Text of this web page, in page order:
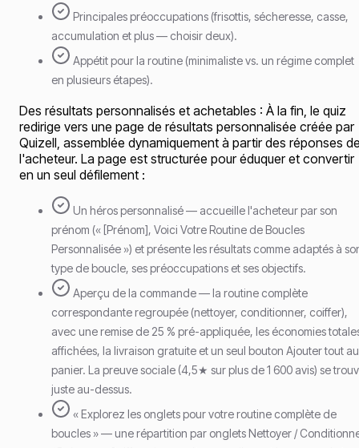
Principales préoccupations (frisottis, sécheresse, casse,
accumulation et plus — choisir deux).
Appétit pour la routine (minimaliste vs. un régime complet
en plusieurs étapes).
Des résultats personnalisés et achetables : À la fin, le quiz
redirige vers une page de résultats personnalisée créée par
Quizell, assemblée dynamiquement à partir des réponses
l'acheteur. La page est structurée pour éduquer et convertir
en un seul défilement :
Un héros personnalisé — accueille l'acheteur par son
prénom (« [Prénom], Voici Votre Routine de Boucles
Personnalisée ») et présente les résultats comme adaptés à
type de boucle, ses préoccupations et ses objectifs.
Aperçu de la commande — la routine complète
correspondante regroupée (nettoyer, conditionner, coiffer),
avec une remise de 25 % pré-appliquée, les économies
affichées, la livraison gratuite et un seul bouton Ajouter tout au
panier. La preuve sociale (4,5★ sur plus de 1 600 avis) se
juste au-dessus.
« Explorez les onglets pour votre routine complète de
boucles » — une répartition par onglets Nettoyer /